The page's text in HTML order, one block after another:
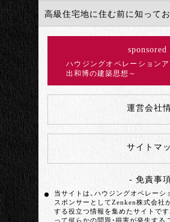
高級住宅地に住む前に知って
sponsored
ハウジングオペレーション
出和博の建築思想～
運営会社
サイトマ
- 免責事
当サイトは、ハウジングオペレー
スポンサーとしてZenken株式会社
する役立つ情報を集めたサイトで
って何らかの問題・損害が発生する